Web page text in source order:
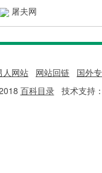
屠夫网
人网站 网站回链
国外
百科目录技术支持